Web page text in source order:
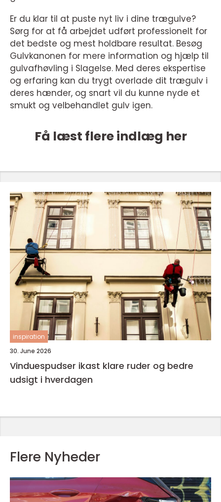
Er du klar til at puste nyt liv i dine trægulve?
Sørg for at få arbejdet udført professionelt for
det bedste og mest holdbare resultat. Besøg
Gulvkanonen for mere information og hjælp til
gulvafhøvling i Slagelse. Med deres ekspertise
og erfaring kan du trygt overlade dit trægulv i
deres hænder, og snart vil du kunne nyde et
smukt og velbehandlet gulv igen.
Få læst flere indlæg her
inspiration
30. June 2026
Vinduespudser ikast klare ruder og bedre
udsigt i hverdagen
Flere Nyheder